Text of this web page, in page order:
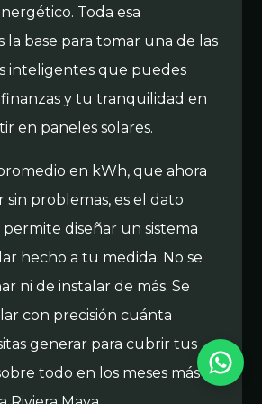
Toda esa
la base para tomar una de las
inteligentes que puedes
y tu tranquilidad en
en paneles solares.
en kWh, que ahora
sin problemas, es el dato
diseñar un sistema
hecho a tu medida. No se
ni de instalar de más. Se
con precisión cuánta
generar para cubrir tus
todo en los meses más
Cancún
Horario de atención: L-V 9am-6pm | Respondemos en menos de 24 horas.